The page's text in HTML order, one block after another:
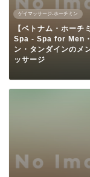
ゲイマッサージ-ホーチミン
【ベトナム・ホーチ
Spa - Spa for Men
ン・タンダインのメ
ッサージ